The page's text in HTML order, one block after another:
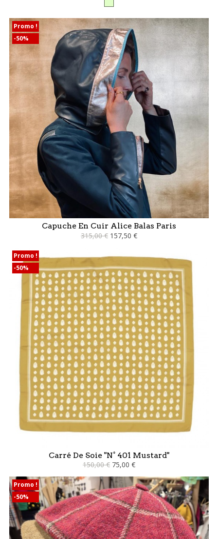
Capuche En Cuir Alice Balas Paris
315,00 € 157,50 €
Promo !
-50%
Carré De Soie "N° 401 Mustard"
150,00 € 75,00 €
Promo !
-50%
Promo !
-50%